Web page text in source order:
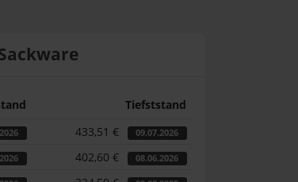
Tiefststand
433,51 € 09.07.2026
402,60 € 08.06.2026